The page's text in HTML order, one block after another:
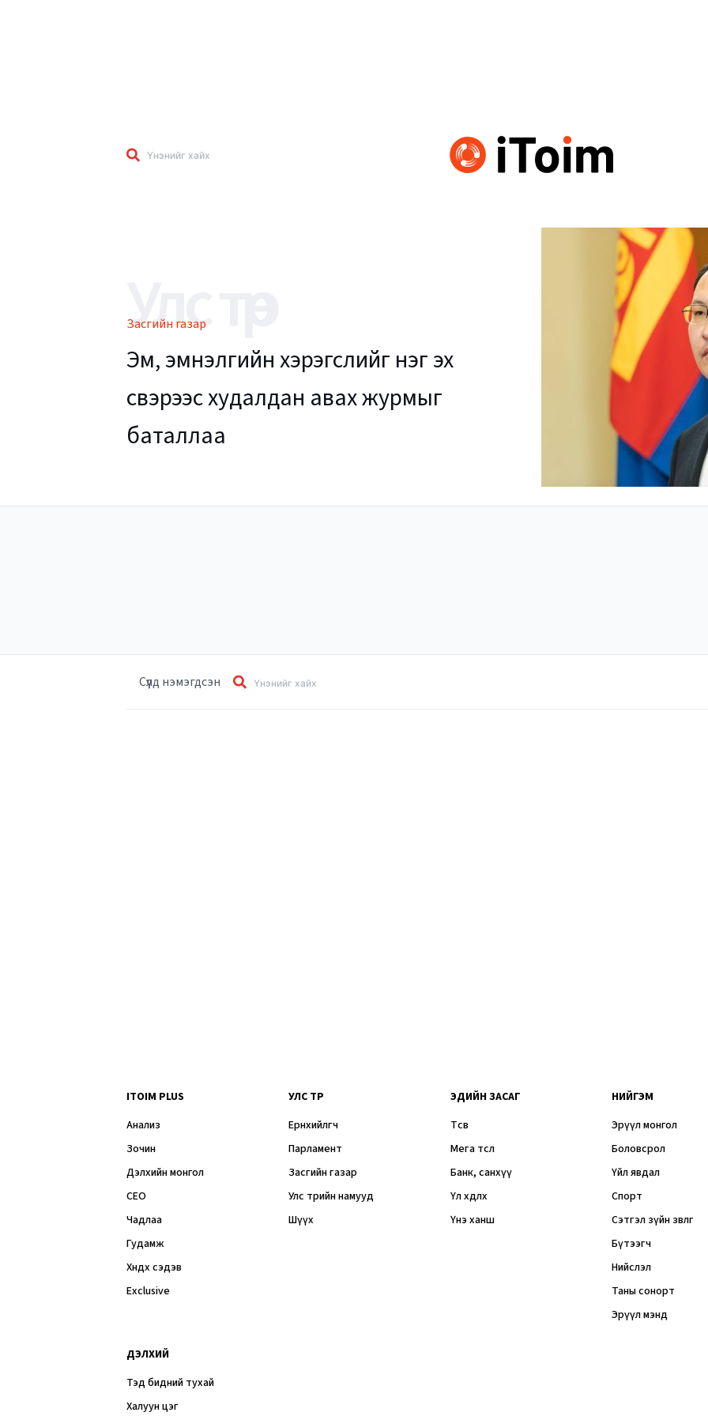
Улс төр
Засгийн газар
Эм, эмнэлгийн хэрэгслийг нэг эх
үүсвэрээс худалдан авах журмыг
баталлаа
Сүүлд нэмэгдсэн
ITOIM PLUS
Анализ
Зочин
Дэлхийн монгол
CEO
Чадлаа
Гудамж
Хөндөх сэдэв
Exclusive
УЛС ТӨР
Ерөнхийлөгч
Парламент
Засгийн газар
Улс төрийн намууд
Шүүх
ЭДИЙН ЗАСАГ
Төсөв
Мега төсөл
Банк, санхүү
Үл хөдлөх
Үнэ ханш
НИЙГЭМ
Эрүүл монгол
Боловсрол
Үйл явдал
Спорт
Сэтгэл зүйн зөвлөгөө
Бүтээгч
Нийслэл
Таны сонорт
Эрүүл мэнд
ДЭЛХИЙ
Тэд бидний тухай
Халуун цэг